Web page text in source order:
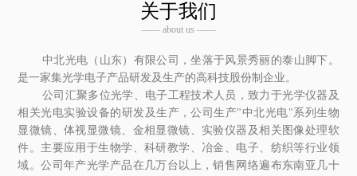
关于我们
—— about us ——
中北光电（山东）有限公司，坐落于风景秀丽的泰山脚下。
是一家集光学电子产品研发及生产的高科技股份制企业。
公司汇聚多位光学、电子工程技术人员，致力于光学仪器及
相关光电实验设备的研发及生产，公司生产"中北光电"系列生物
显微镜、体视显微镜、金相显微镜、实验仪器及相关图像处理软
件。主要应用于生物学、科研教学、冶金、电子、纺织等行业领
域。公司年产光学产品在几万台以上，销售网络遍布东南亚几十